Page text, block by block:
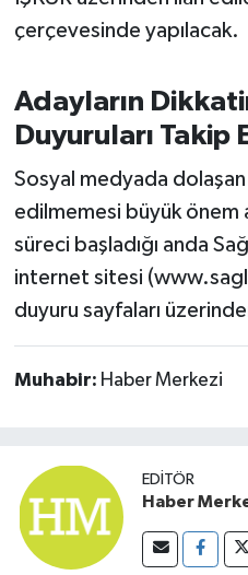
çerçevesinde yapılacak.
Adayların
Duyuruları Takip
Sosyal medyada dolaşan
edilmemesi büyük
süreci başladığı anda
internet sitesi
duyuru sayfaları
Muhabir: Haber Merkezi
EDITÖR
Haber